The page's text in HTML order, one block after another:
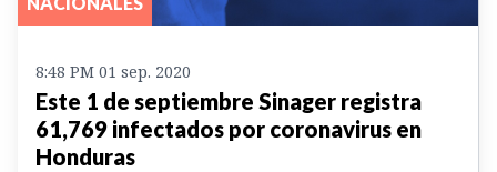
8:48 PM 01 sep. 2020
Este 1 de septiembre Sinager registra
61,769 infectados por coronavirus en
Honduras